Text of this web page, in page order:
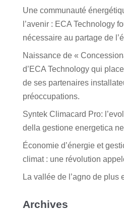
Une communauté
l’avenir : ECA Technology
nécessaire au partage de
Naissance de «
d’ECA Technology qui
de ses partenaires
préoccupations.
Syntek Climacard Pro:
della gestione energetica
Économie d’énergie et
climat : une révolution
La vallée de l’agno de plus
Archives